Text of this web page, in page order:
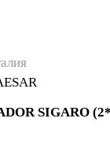
SIGARO